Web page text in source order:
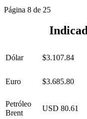
Página 8 de 25
Dólar $3.107.84
Euro $3.685.80
Petróleo
Brent
USD 80.61